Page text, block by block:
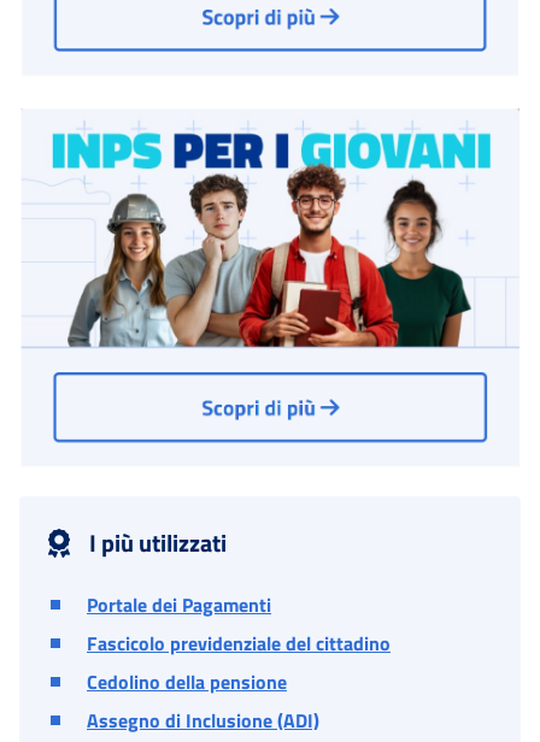
I più utilizzati
Portale dei Pagamenti
Fascicolo previdenziale del cittadino
Cedolino della pensione
Assegno di Inclusione (ADI)